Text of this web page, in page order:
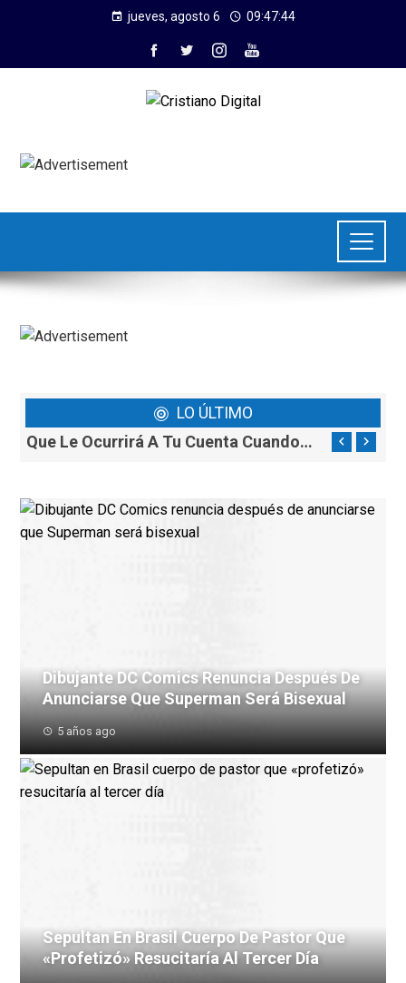
jueves, agosto 6 09:47:45
LO ÚLTIMO
Que Le Ocurrirá A Tu Cuenta Cuando Facebook Cambie Su Nombre A Meta
Dibujante DC Comics Renuncia Después De
Anunciarse Que Superman Será Bisexual
5 años ago
Sepultan En Brasil Cuerpo De Pastor Que
«profetizó» Resucitaría Al Tercer Día